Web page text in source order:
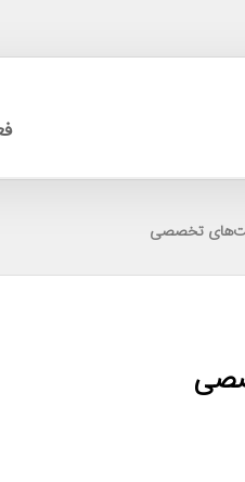
تخصصی